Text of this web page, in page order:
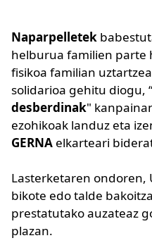
Naparpelletek
helburua familien parte
fisikoa familian
solidarioa gehitu diogu, “
desberdinak"
ezohikoak landuz eta
GERNA elkarteari
Lasterketaren ondoren,
bikote edo talde
prestatutako auzateaz
plazan.